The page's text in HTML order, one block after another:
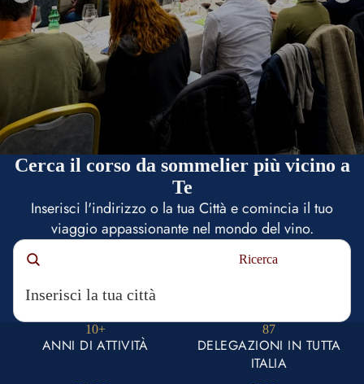
Cerca il corso da sommelier più vicino a
Te
Inserisci l'indirizzo o la tua Città e comincia il tuo
viaggio appassionante nel mondo del vino.
Ricerca
10+
ANNI DI ATTIVITÀ
87
DELEGAZIONI IN TUTTA
ITALIA